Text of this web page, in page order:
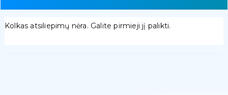
Kolkas atsiliepimų nėra. Galite pirmieji jį palikti.